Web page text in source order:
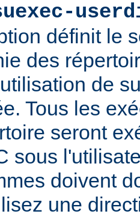
définit le
des
de
Tous les
seront
sous
doivent
une